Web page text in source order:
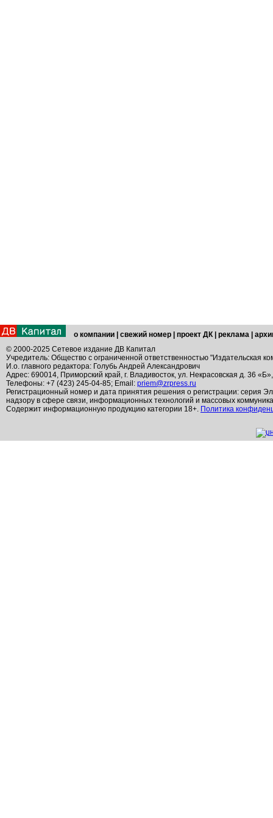
о компании свежий номер проект ДК реклама
© 2000-2025 Сетевое издание ДВ Капитал
Учредитель: Общество с ограниченной ответственностью "Издательская
И.о. главного редактора: Голубь Андрей Александрович
Адрес: 690014, Приморский край, г. Владивосток, ул. Некрасовская д. 36
Телефоны: +7 (423) 245-04-85; Email: priem@zrpress.ru
Регистрационный номер и дата принятия решения о регистрации: серия
надзору в сфере связи, информационных технологий и массовых
Содержит информационную продукцию категории 18+. Политика